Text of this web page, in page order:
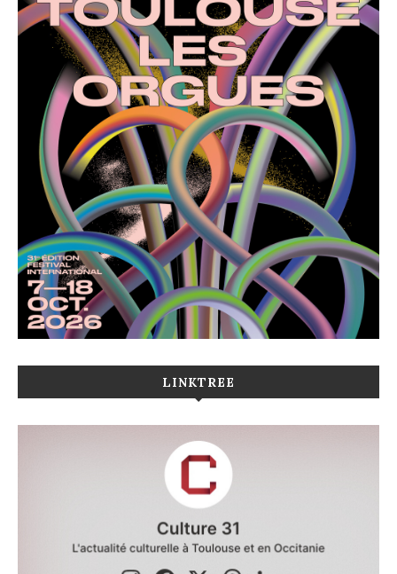
LINKTREE